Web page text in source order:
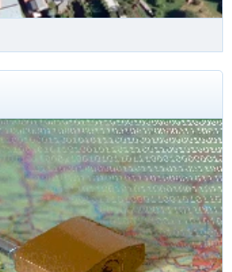
Blick bei Chemnitz
monatlich wechselnden
vor.